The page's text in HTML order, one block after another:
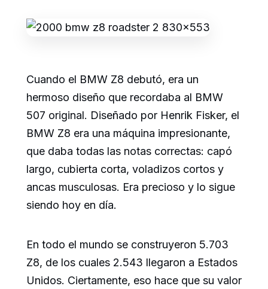
Cuando el BMW Z8 debutó, era un
hermoso diseño que recordaba al BMW
507 original. Diseñado por Henrik Fisker, el
BMW Z8 era una máquina impresionante,
que daba todas las notas correctas: capó
largo, cubierta corta, voladizos cortos y
ancas musculosas. Era precioso y lo sigue
siendo hoy en día.
En todo el mundo se construyeron 5.703
Z8, de los cuales 2.543 llegaron a Estados
Unidos. Ciertamente, eso hace que su valor